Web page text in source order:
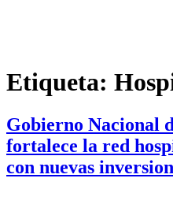
Etiqueta:
Gobierno Nacional
fortalece la red
con nuevas